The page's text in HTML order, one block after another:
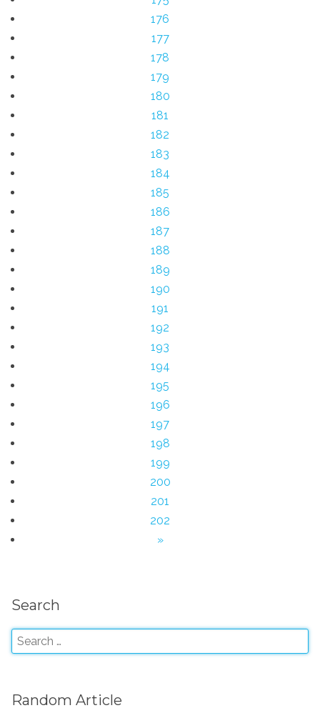
176
177
178
179
180
181
182
183
184
185
186
187
188
189
190
191
192
193
194
195
196
197
198
199
200
201
202
»
Search
Random Article